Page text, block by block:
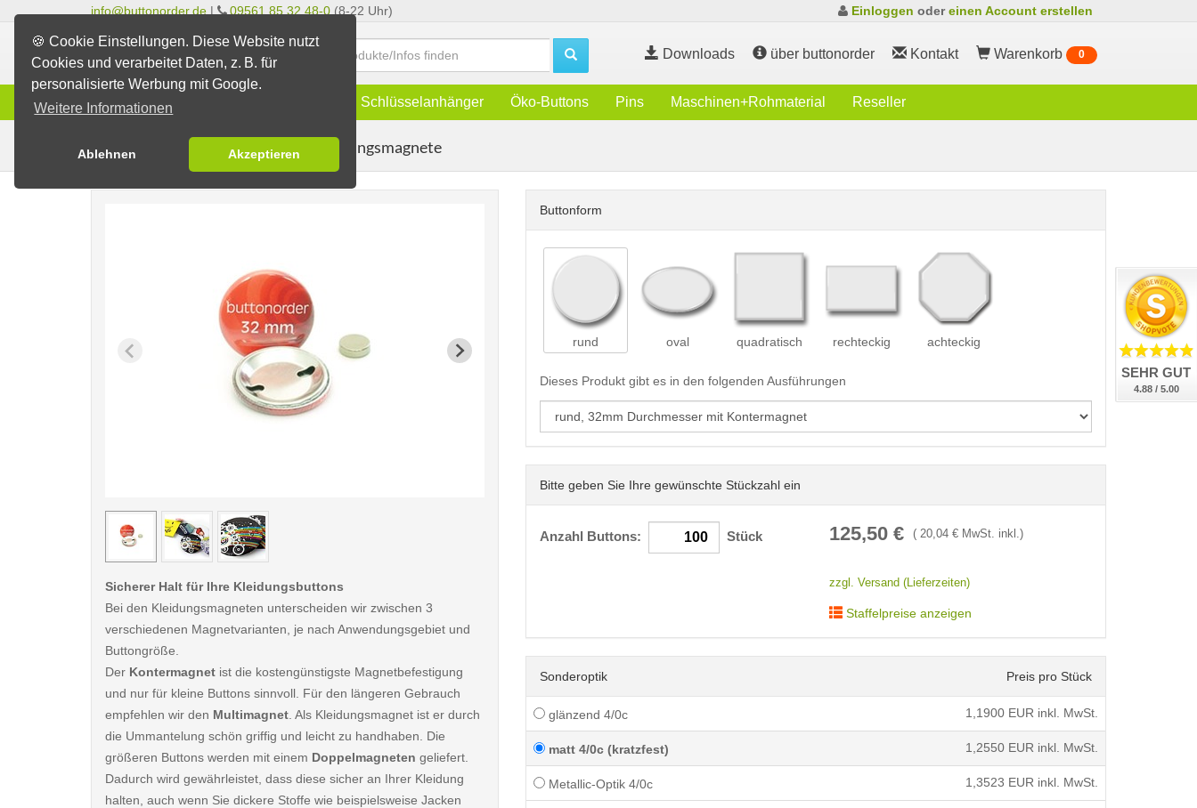
🍪 Cookie Einstellungen. Diese Website nutzt
Cookies und verarbeitet Daten, z. B. für
personalisierte Werbung mit Google.
Weitere Informationen
Ablehnen Akzeptieren
info@buttonorder.de | 09561 85 32 48-0 (8-22 Uhr) Einloggen odereinen Account erstellen
Downloads über buttonorder Kontakt Warenkorb 0
Infos Schlüsselanhänger Öko-Buttons Pins Maschinen+Rohmaterial Reseller
Buttons erstellen Magnetbuttons Kleidungsmagnete
Buttonform
rund oval quadratisch rechteckig achteckig
Dieses Produkt gibt es in den folgenden Ausführungen
Bitte geben Sie Ihre gewünschte Stückzahl ein
Anzahl Buttons: Stück 125,50€ ( 20,04€ MwSt. inkl.)
zzgl. Versand (Lieferzeiten)
Staffelpreise anzeigen
Sonderoptik Preis pro Stück
glänzend 4/0c 1,1900 EUR inkl. MwSt.
matt 4/0c (kratzfest) 1,2550 EUR inkl. MwSt.
Metallic-Optik 4/0c 1,3523 EUR inkl. MwSt.
< /picture> < /picture> < /picture>
Sicherer Halt für Ihre Kleidungsbuttons
Bei den Kleidungsmagneten unterscheiden wir zwischen 3
verschiedenen Magnetvarianten, je nach Anwendungsgebiet und
Buttongröße.
Der Kontermagnet ist die kostengünstigste Magnetbefestigung
und nur für kleine Buttons sinnvoll. Für den längeren Gebrauch
empfehlen wir den Multimagnet . Als Kleidungsmagnet ist er durch
die Ummantelung schön griffig und leicht zu handhaben. Die
größeren Buttons werden mit einem Doppelmagneten geliefert.
Dadurch wird gewährleistet, dass diese sicher an Ihrer Kleidung
halten, auch wenn Sie dickere Stoffe wie beispielsweise Jacken
SEHR GUT
4.88 / 5.00